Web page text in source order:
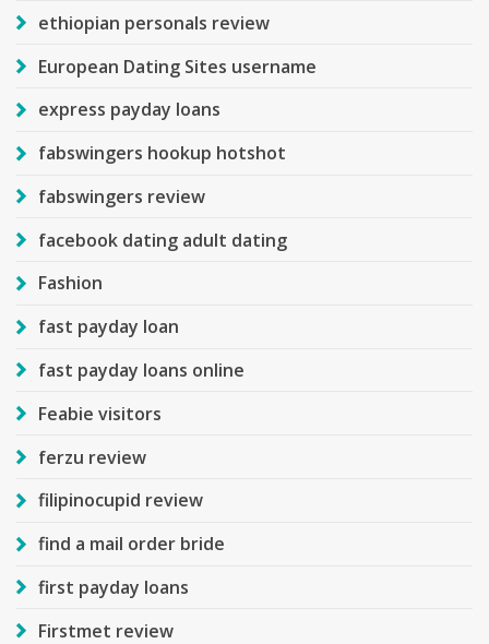
ethiopian personals review
European Dating Sites username
express payday loans
fabswingers hookup hotshot
fabswingers review
facebook dating adult dating
Fashion
fast payday loan
fast payday loans online
Feabie visitors
ferzu review
filipinocupid review
find a mail order bride
first payday loans
Firstmet review